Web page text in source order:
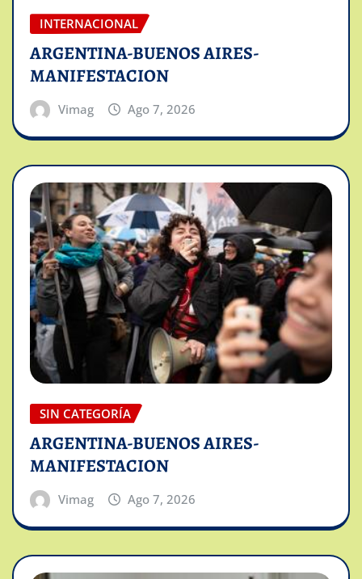
INTERNACIONAL
ARGENTINA-BUENOS AIRES-
MANIFESTACION
Vimag Ago 7, 2026
SIN CATEGORÍA
ARGENTINA-BUENOS AIRES-
MANIFESTACION
Vimag Ago 7, 2026